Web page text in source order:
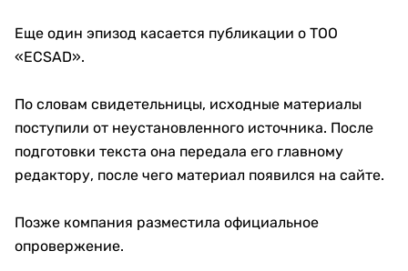
Еще один эпизод касается публикации о ТОО
«ECSAD».
По словам свидетельницы, исходные материалы
поступили от неустановленного источника. После
подготовки текста она передала его главному
редактору, после чего материал появился на сайте.
Позже компания разместила официальное
опровержение.